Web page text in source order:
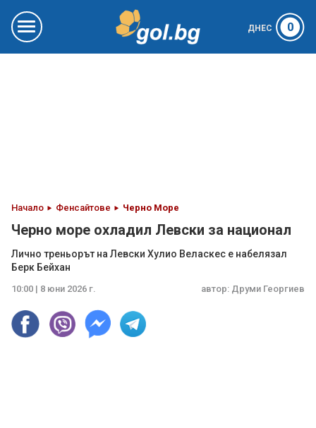
ДНЕС 0
Начало Фенсайтове Черно Море
Черно море охладил Левски за национал
Лично треньорът на Левски Хулио Веласкес е набелязал
Берк Бейхан
10:00 | 8 юни 2026 г. автор: Друми Георгиев